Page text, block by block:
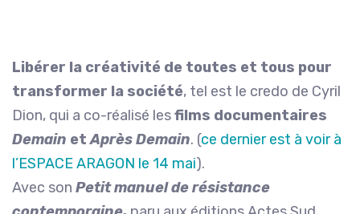
Libérer la créativité de toutes et tous pour
transformer la société, tel est le credo de Cyril
Dion, qui a co-réalisé lesfilms documentaires
Demain etAprès Demain. (ce dernier est à voir à
l’ESPACE ARAGON le 14 mai).
Avec son Petit manuel de résistance